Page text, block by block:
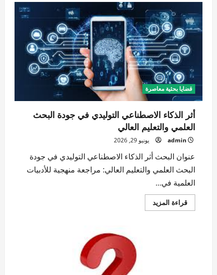
الأخضر
ودوره
في
تحقيق
التنمية
المستدامة:
دراسة
تحليلية
في
التحول
نحو
النماذج
الاقتصادية
منخفضة
الكربون
قضايا بحثية معاصرة
أثر الذكاء الاصطناعي التوليدي في جودة البحث
العلمي والتعليم العالي
admin يونيو 29, 2026
عنوان البحث أثر الذكاء الاصطناعي التوليدي في جودة
البحث العلمي والتعليم العالي: مراجعة منهجية للأدبيات
العلمية في...
قراءة المزيد
المزيد
الاصطناعي
التوليدي
البحث